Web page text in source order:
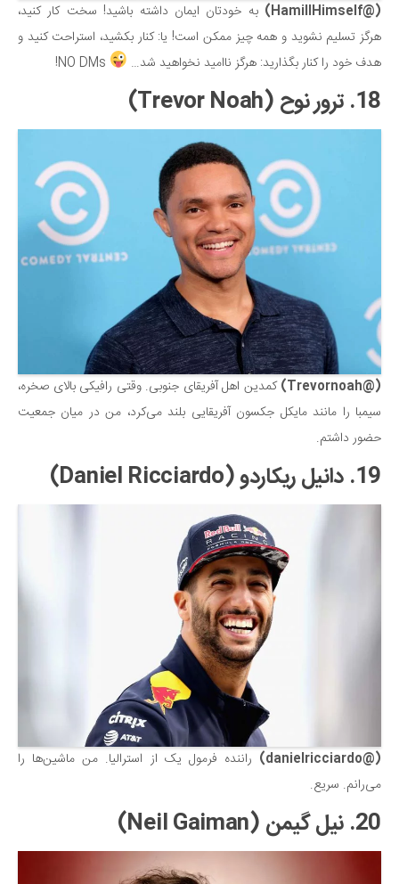
(@HamillHimself)
به خودتان ایمان داشته باشید! سخت کار کنید،
هرگز تسلیم نشوید و همه چیز ممکن است! یا: کنار بکشید، استراحت کنید و
هدف خود را کنار بگذارید: هرگز ناامید نخواهید شد…
18. ترور نوح (Trevor Noah)
(@Trevornoah)
کمدین اهل آفریقای جنوبی. وقتی رافیکی بالای صخره،
سیمبا را مانند مایکل جکسون آفریقایی بلند می‌کرد، من در میان جمعیت
حضور داشتم.
19. دانیل ریکاردو (Daniel Ricciardo)
(@danielricciardo)
راننده فرمول یک از استرالیا. من ماشین‌ها را
می‌رانم. سریع.
20. نیل گیمن (Neil Gaiman)